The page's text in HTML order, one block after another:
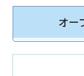
オー